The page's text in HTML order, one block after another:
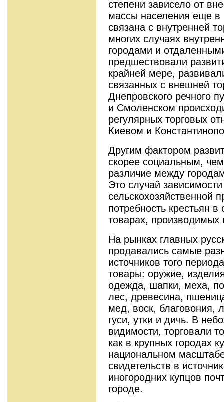
степени зависело от
массы населения еще
связана с внутренней
многих случаях
городами и
предшествовали
крайней мере,
связанных с внешней
Днепровского речного
и Смоленском
регулярных торговых
Киевом и
Другим фактором
скорее социальным,
различие между
Это случай
сельскохозяйственной
потребность крестьян в
товарах, производимых
На рынках главных
продавались самые
источников того
товары: оружие,
одежда, шапки, меха,
лес, древесина,
мед, воск,
гуси, утки и дичь. В
видимости, торговали
как в крупных городах
национальном
свидетельств в
иногородних купцов
городе.